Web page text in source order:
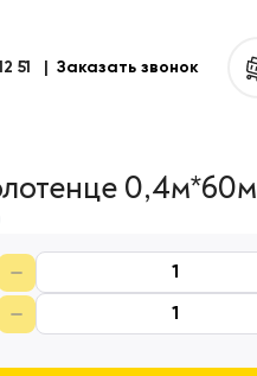
51 Заказать звонок
0,4м*60м